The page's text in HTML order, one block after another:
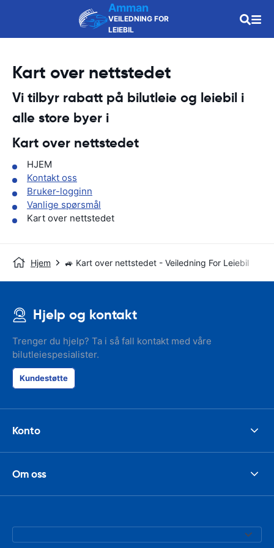
Amman
VEILEDNING FOR
LEIEBIL
Kart over nettstedet
Vi tilbyr rabatt på bilutleie og leiebil i
alle store byer i
Kart over nettstedet
HJEM
Kontakt oss
Bruker-logginn
Vanlige spørsmål
Kart over nettstedet
Hjem 🚙 Kart over nettstedet - Veiledning For Leiebil
Hjelp og kontakt
Trenger du hjelp? Ta i så fall kontakt med våre
bilutleiespesialister.
Kundestøtte
Konto
Om oss